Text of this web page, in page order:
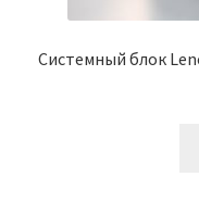
Системный блок